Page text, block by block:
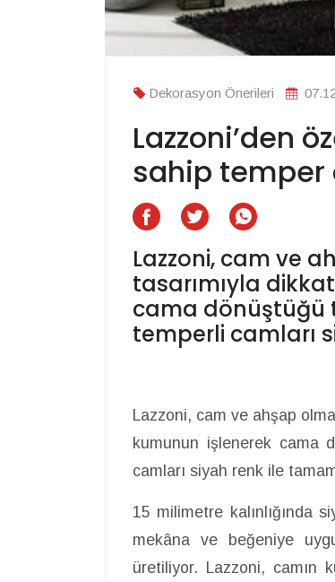
Dekorasyon Önerileri
Lazzoni’den
sahip temper
Lazzoni, cam ve
tasarımıyla
cama dönüştüğü
temperli camları
Lazzoni, cam ve ahşap
kumunun işlenerek cama
camları siyah renk ile
15 milimetre kalınlığında
mekâna ve beğeniye
üretiliyor. Lazzoni, camın